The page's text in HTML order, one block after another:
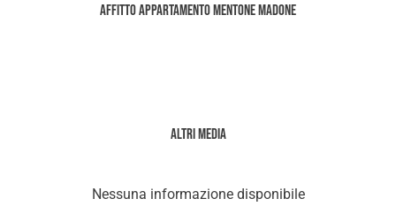
Affitto Appartamento Mentone Madone
Altri media
Nessuna informazione disponibile